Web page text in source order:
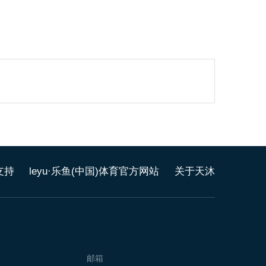
持 leyu·乐鱼(中国)体育官方网站 关于天沐